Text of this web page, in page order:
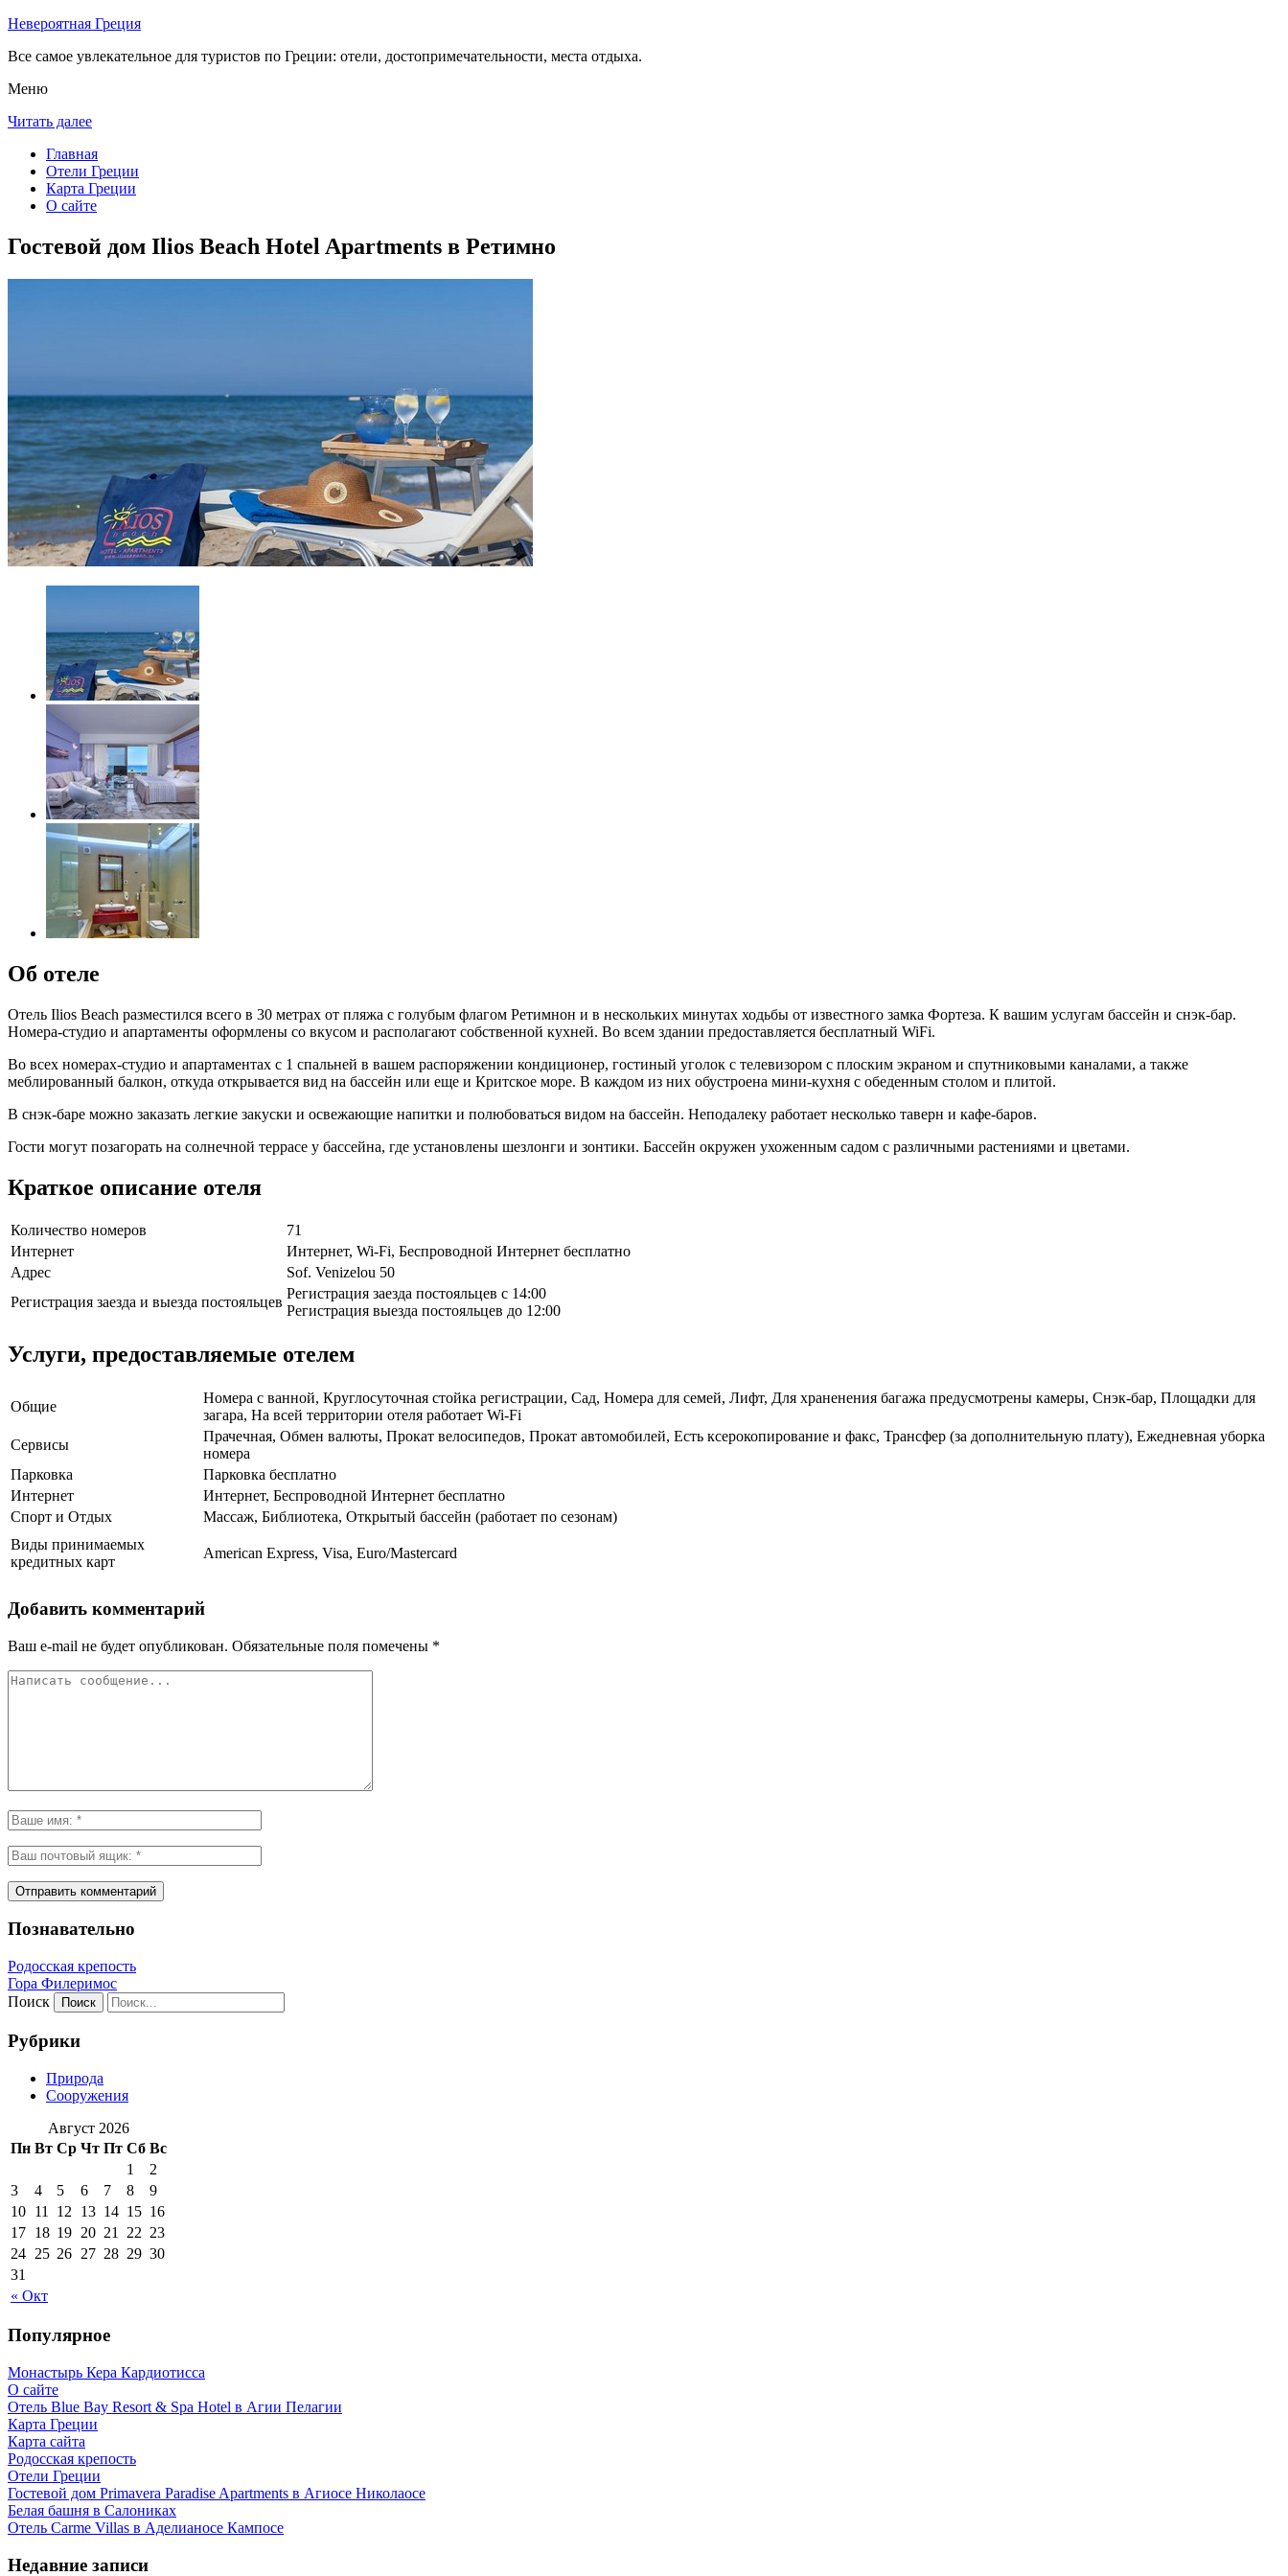
Невероятная Греция
Все самое увлекательное для туристов по Греции: отели, достопримечательности, места отдыха.
Меню
Читать далее
Главная
Отели Греции
Карта Греции
О сайте
Гостевой дом Ilios Beach Hotel Apartments в Ретимно
Об отеле
Отель Ilios Beach разместился всего в 30 метрах от пляжа с голубым флагом Ретимнон и в нескольких минутах ходьбы от известного замка Фортеза. К вашим услугам бассейн и снэк-бар.
Номера-студио и апартаменты оформлены со вкусом и располагают собственной кухней. Во всем здании предоставляется бесплатный WiFi.
Во всех номерах-студио и апартаментах с 1 спальней в вашем распоряжении кондиционер, гостиный уголок с телевизором с плоским экраном и спутниковыми каналами, а также
меблированный балкон, откуда открывается вид на бассейн или еще и Критское море. В каждом из них обустроена мини-кухня с обеденным столом и плитой.
В снэк-баре можно заказать легкие закуски и освежающие напитки и полюбоваться видом на бассейн. Неподалеку работает несколько таверн и кафе-баров.
Гости могут позагорать на солнечной террасе у бассейна, где установлены шезлонги и зонтики. Бассейн окружен ухоженным садом с различными растениями и цветами.
Краткое описание отеля
Количество номеров
71
Интернет
Интернет, Wi-Fi, Беспроводной Интернет бесплатно
Адрес
Sof. Venizelou 50
Регистрация заезда и выезда постояльцев
Регистрация заезда постояльцев с 14:00
Регистрация выезда постояльцев до 12:00
Услуги, предоставляемые отелем
Общие
Номера с ванной, Круглосуточная стойка регистрации, Сад, Номера для семей, Лифт, Для храненения багажа предусмотрены камеры, Снэк-бар, Площадки для
загара, На всей территории отеля работает Wi-Fi
Сервисы
Прачечная, Обмен валюты, Прокат велосипедов, Прокат автомобилей, Есть ксерокопирование и факс, Трансфер (за дополнительную плату), Ежедневная уборка
номера
Парковка
Парковка бесплатно
Интернет
Интернет, Беспроводной Интернет бесплатно
Спорт и Отдых
Массаж, Библиотека, Открытый бассейн (работает по сезонам)
Виды принимаемых
кредитных карт
American Express, Visa, Euro/Mastercard
Добавить комментарий
Ваш e-mail не будет опубликован. Обязательные поля помечены *
Познавательно
Родосская крепость
Гора Филеримос
Поиск
Рубрики
Природа
Сооружения
Август 2026
Пн Вт Ср Чт Пт Сб Вс
« Окт
1
2
3
4 5 6 7 8
9
10 11 12 13 14 15 16
17 18 19 20 21 22 23
24 25 26 27 28 29 30
31
Популярное
Монастырь Кера Кардиотисса
О сайте
Отель Blue Bay Resort & Spa Hotel в Агии Пелагии
Карта Греции
Карта сайта
Родосская крепость
Отели Греции
Гостевой дом Primavera Paradise Apartments в Агиосе Николаосе
Белая башня в Салониках
Отель Carme Villas в Аделианосе Кампосе
Недавние записи